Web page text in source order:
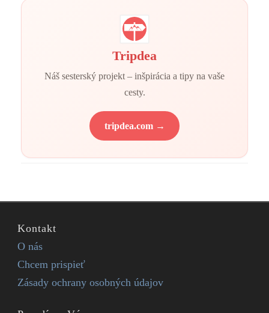
Tripdea
Náš sesterský projekt – inšpirácia a tipy na vaše
cesty.
tripdea.com →
Kontakt
O nás
Chcem prispieť
Zásady ochrany osobných údajov